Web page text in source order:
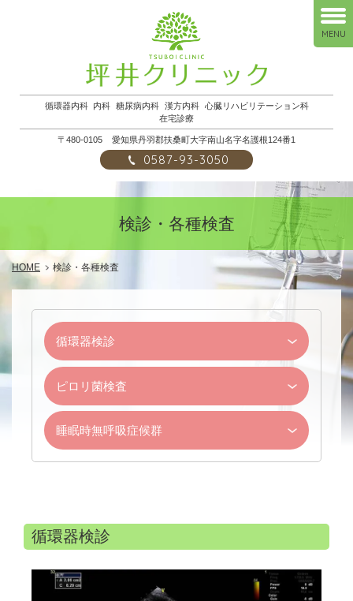
循環器内科 内科 糖尿病内科 漢方内科
心臓リハビリテーション科
在宅診療
〒480-0105 愛知県丹羽郡扶桑町大字南山名字名護根124番1
0587-93-3050
MENU
検診・各種検査
HOME 検診・各種検査
循環器検診
ピロリ菌検査
睡眠時無呼吸症候群
循環器検診